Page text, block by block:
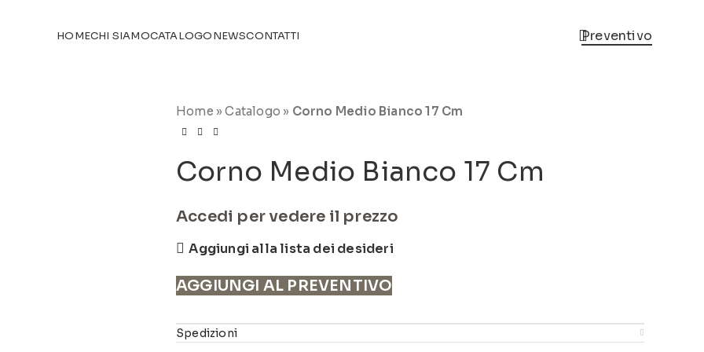
HOMECHI SIAMOCATALOGONEWSCONTATTI Preventivo
Home »Catalogo » Corno Medio Bianco 17 Cm
Corno Medio Bianco 17 Cm
Accedi per vedere il prezzo
Aggiungi alla lista dei desideri
AGGIUNGI AL PREVENTIVO
Spedizioni